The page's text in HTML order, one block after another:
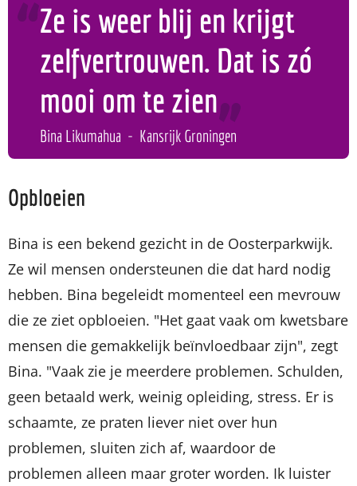
Ze is weer blij en krijgt
zelfvertrouwen. Dat is zó
mooi om te zien
Bina Likumahua Kansrijk Groningen
Opbloeien
Bina is een bekend gezicht in de Oosterparkwijk.
Ze wil mensen ondersteunen die dat hard nodig
hebben. Bina begeleidt momenteel een mevrouw
die ze ziet opbloeien. "Het gaat vaak om kwetsbare
mensen die gemakkelijk beïnvloedbaar zijn", zegt
Bina. "Vaak zie je meerdere problemen. Schulden,
geen betaald werk, weinig opleiding, stress. Er is
schaamte, ze praten liever niet over hun
problemen, sluiten zich af, waardoor de
problemen alleen maar groter worden. Ik luister